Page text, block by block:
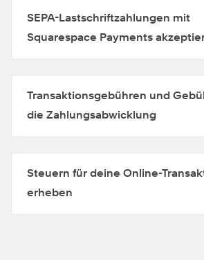
SEPA-Lastschriftzahlungen mit
Squarespace Payments
Transaktionsgebühren und
die Zahlungsabwicklung
Steuern für deine Online-
erheben